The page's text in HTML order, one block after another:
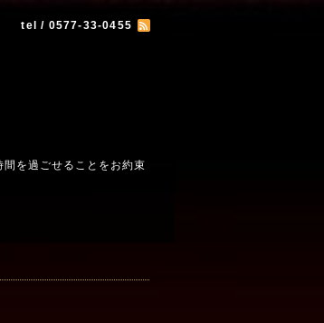
tel / 0577-33-0455
を過ごせることをお約束